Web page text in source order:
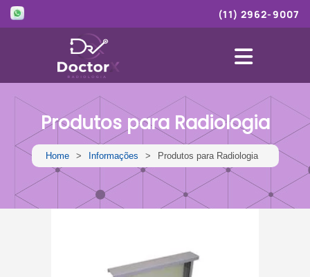
(11) 2962-9007
Empresa
Produtos
Blog
Informações
Produtos para Radiologia
Home Informações Produtos para Radiologia